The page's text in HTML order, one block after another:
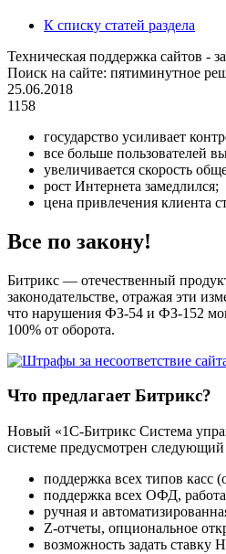
К списку статей раздела
Техническая поддержка сайтов -
Поиск на сайте: пятиминутное
25.06.2018
1158
государство усиливает
все больше пользователей
увеличивается скорость
рост Интернета замедлился;
цена привлечения клиента
Все по закону!
Битрикс — отечественный
законодательстве, отражая эти
что нарушения ФЗ-54 и ФЗ-152
100% от оборота.
Что предлагает Битрикс?
Новый «1С-Битрикс Система
системе предусмотрен
поддержка всех типов касс
поддержка всех ОФД,
ручная и
Z-отчеты, опциональное
возможность задать ставку